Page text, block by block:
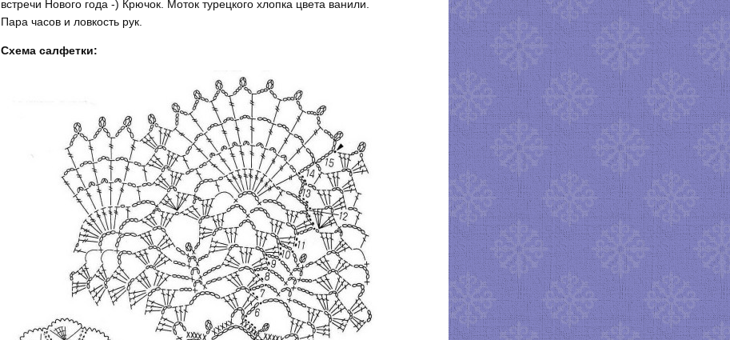
встречи Нового года -) Крючок. Моток турецкого хлопка цвета ванили.
Пара часов и ловкость рук.
Схема салфетки: